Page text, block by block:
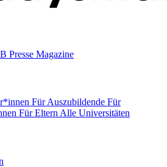
Presse Magazine
Für Auszubildende Für
Für Eltern Alle Universitäten